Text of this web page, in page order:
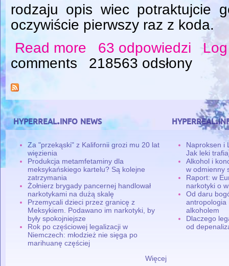
rodzaju opis wiec potraktujcie
oczywiście pierwszy raz z koda.
Read more about Pierwszy raz z kodeiną i mój
63 odpowiedzi
comments
218563 odsłony
hyperreal.info news
Za "przekąski" z Kalifornii grozi mu 20 lat
więzienia
Produkcja metamfetaminy dla
meksykańskiego kartelu? Są kolejne
zatrzymania
Żołnierz brygady pancernej handlował
narkotykami na dużą skalę
Przemycali dzieci przez granicę z
Meksykiem. Podawano im narkotyki, by
były spokojniejsze
Rok po częściowej legalizacji w
Niemczech: młodzież nie sięga po
marihuanę częściej
Więcej
Naproksen i
Jak leki
Alkohol i
w odmienny
Raport: w
narkotyki o
Od daru
antropologia
alkoholem
Dlaczego
od